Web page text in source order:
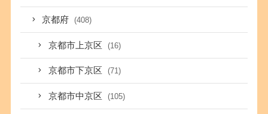
京都府 (408)
京都市上京区 (16)
京都市下京区 (71)
京都市中京区 (105)